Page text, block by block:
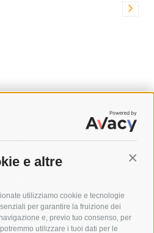
e altre
utilizziamo cookie e tecnologie
per garantire la fruizione dei
e, previo tuo consenso, per
utilizzare i tuoi dati per le
DI SPEDIZIONE
DI RESO